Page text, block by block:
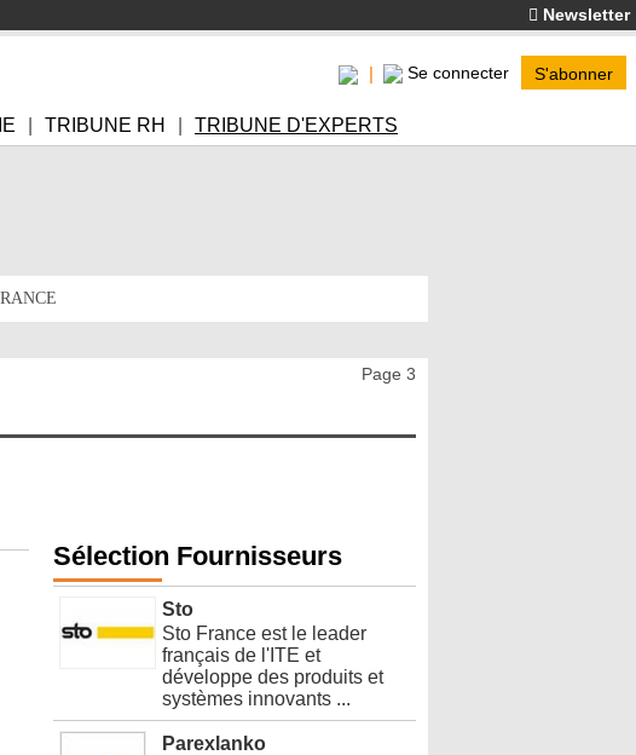
Newsletter
Se connecter S'abonner
TRIBUNE RH TRIBUNE D'EXPERTS
Page 3
Sélection Fournisseurs
Sto
Sto France est le leader
français de l'ITE et
développe des produits et
systèmes innovants ...
Parexlanko